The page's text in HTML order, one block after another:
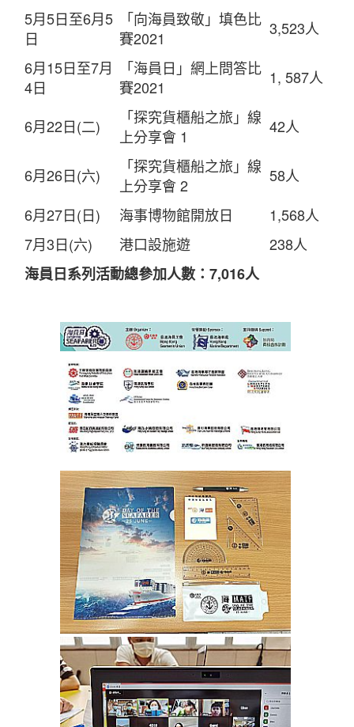
5月5日至6月5
日
「向海員致敬」填色比
賽2021
3,523人
6月15日至7月
4日
「海員日」網上問答比
賽2021
1, 587人
6月22日(二)
「探究貨櫃船之旅」線
上分享會 1
42人
6月26日(六)
「探究貨櫃船之旅」線
上分享會 2
58人
6月27日(日)
海事博物館開放日
1,568人
7月3日(六)
港口設施遊
238人
海員日系列活動總參加人數 ： 7,016人